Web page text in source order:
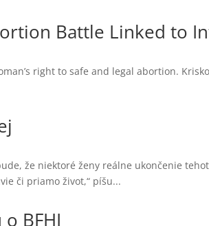
Battle Linked to
right to safe and legal abortion.
že niektoré ženy reálne ukončenie
či priamo život,“ píšu...
BFHI